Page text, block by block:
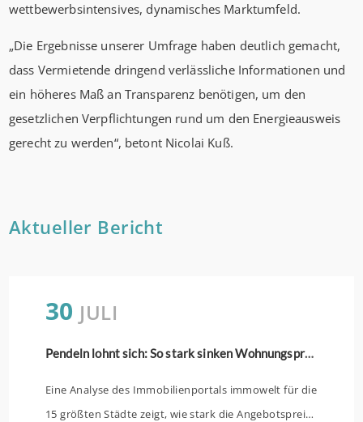
wettbewerbsintensives, dynamisches Marktumfeld.
„Die Ergebnisse unserer Umfrage haben deutlich gemacht,
dass Vermietende dringend verlässliche Informationen und
ein höheres Maß an Transparenz benötigen, um den
gesetzlichen Verpflichtungen rund um den Energieausweis
gerecht zu werden“, betont Nicolai Kuß.
Aktueller Bericht
30 JULI
Pendeln lohnt sich: So stark sinken Wohnungspreise im Umland
Eine Analyse des Immobilienportals immowelt für die
15 größten Städte zeigt, wie stark die Angebotspreise